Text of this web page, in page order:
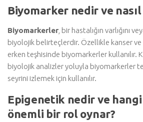
Biyomarker nedir ve nasıl
Biyomarkerler , bir hastalığın varlığını
biyolojik belirteçlerdir. Özellikle kanser ve
erken teşhisinde biyomarkerler kullanılır.
biyolojik analizler yoluyla biyomarkerler
seyrini izlemek için kullanılır.
Epigenetik nedir ve
önemli bir rol oynar?